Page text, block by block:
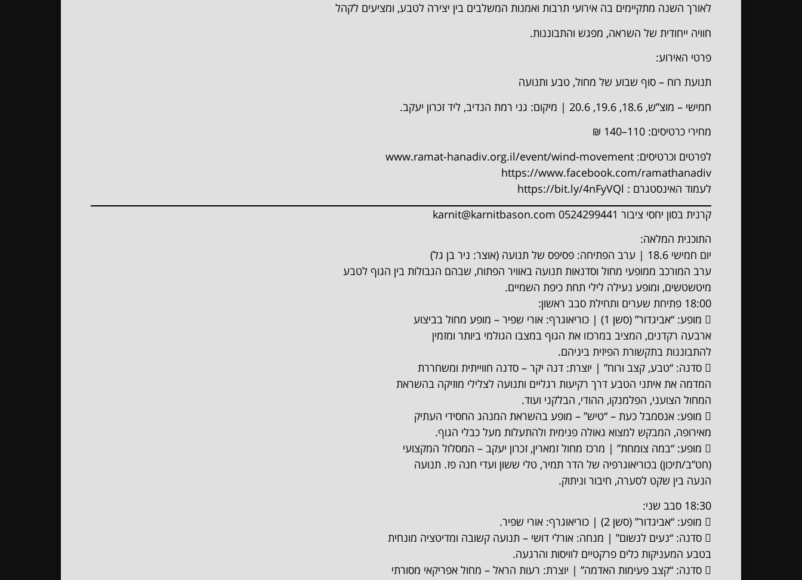
לאורך השנה מתקיימים בה אירועי תרבות ואמנות המשלבים בין יצירה לטבע, ומציעים לקהל
חוויה ייחודית של השראה, מפגש והתבוננות.
פרטי האירוע:
תנועת רוח – סוף שבוע של מחול, טבע ותנועה
חמישי – מוצ”ש, 18.6, 19.6, 20.6 | מיקום: גני רמת הנדיב, ליד זכרון יעקב.
מחירי כרטיסים: 110–140 ₪
לפרטים וכרטיסים: www.ramat-hanadiv.org.il/event/wind-movement
https://www.facebook.com/ramathanadiv
לעמוד האינסטגרם : https://bit.ly/4nFyVQl
קרנית בסון יחסי ציבור
karnit@karnitbason.com 0524299441
התוכנית המלאה:
יום חמישי 18.6 | ערב הפתיחה: פסיפס של תנועה (אוצר: ניר בן גל)
ערב המורכב ממופעי מחול וסדנאות תנועה באוויר הפתוח, שבהם הגבולות בין הגוף לטבע
מיטשטשים, ומופע נעילה לילי תחת כיפת השמיים.
18:00 פתיחת שערים ותחילת סבב ראשון:
 מופע: “אביגדור” (סשן 1) | כוריאוגרף: אורי שפיר – מופע מחול בביצוע
ארבעה רקדנים, המציב במרכזו את הגוף במצבו הגולמי ביותר ומזמין
להתבוננות בתקשורת הפיזית ביניהם.
 סדנה: “טבע, קצב ורוח” | יוצרת: דנה יקר – סדנה חווייתית ומשחררת
המדמה את איתני הטבע דרך רקיעות רגליים ותנועה לצלילי מוזיקה בהשראת
המחול הצועני, הפלמנקו, ההודי, הבלקני ועוד.
 מופע: אנסמבל כעת – “טיש” – מופע בהשראת המנהג החסידי העתיק
מאירופה, המבקש למצוא גאולה פנימית ולהתעלות מעל כבלי הגוף.
 מופע: “במה צומחת” | מרכז מחול זמארין, זכרון יעקב – המסלול המקצועי
(חט”ב/תיכון) בכוריאוגרפיה של הדר תמיר, טלי ששון ועדי חנה פז. תנועה
הנעה בין שקט לסערה, חיבור וניתוק.
18:30 סבב שני:
 מופע: “אביגדור” (סשן 2) | כוריאוגרף: אורי שפיר.
 סדנה: “נעים לנשום” | מנחה: אורלי דושי – תנועה קשובה ומדיטציה מונחית
בטבע המעניקות כלים פרקטיים לוויסות והרגעה.
 סדנה: “קצב פעימות האדמה” | יוצרת: רעות הראל – מחול אפריקאי מסורתי